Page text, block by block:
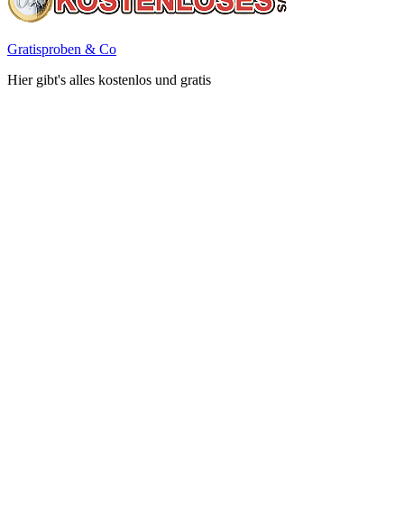
Gratisproben & Co
Hier gibt's alles kostenlos und gratis